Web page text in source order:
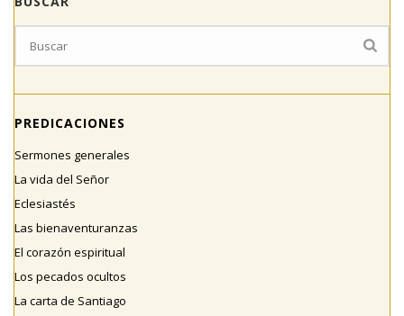
PREDICACIONES
Sermones generales
La vida del Señor
Eclesiastés
Las bienaventuranzas
El corazón espiritual
Los pecados ocultos
La carta de Santiago